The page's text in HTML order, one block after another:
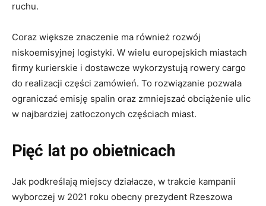
ruchu.
Coraz większe znaczenie ma również rozwój
niskoemisyjnej logistyki. W wielu europejskich miastach
firmy kurierskie i dostawcze wykorzystują rowery cargo
do realizacji części zamówień. To rozwiązanie pozwala
ograniczać emisję spalin oraz zmniejszać obciążenie ulic
w najbardziej zatłoczonych częściach miast.
Pięć lat po obietnicach
Jak podkreślają miejscy działacze, w trakcie kampanii
wyborczej w 2021 roku obecny prezydent Rzeszowa